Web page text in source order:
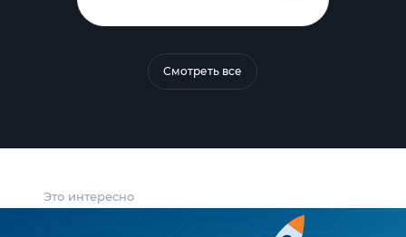
Это интересно
Смотреть все